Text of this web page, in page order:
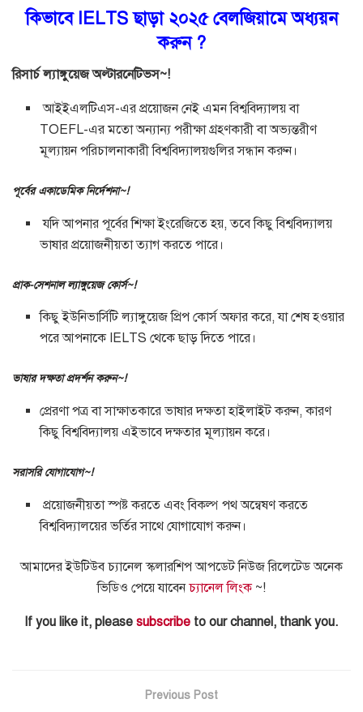
কিভাবে IELTS ছাড়া ২০২৫ বেলজিয়ামে অধ্যয়ন
করুন ?
রিসার্চ ল্যাঙ্গুয়েজ অল্টারনেটিভস~!
আইইএলটিএস-এর প্রয়োজন নেই এমন বিশ্ববিদ্যালয় বা
TOEFL-এর মতো অন্যান্য পরীক্ষা গ্রহণকারী বা অভ্যন্তরীণ
মূল্যায়ন পরিচালনাকারী বিশ্ববিদ্যালয়গুলির সন্ধান করুন।
পূর্বের একাডেমিক নির্দেশনা~!
যদি আপনার পূর্বের শিক্ষা ইংরেজিতে হয়, তবে কিছু বিশ্ববিদ্যালয়
ভাষার প্রয়োজনীয়তা ত্যাগ করতে পারে।
প্রাক-সেশনাল ল্যাঙ্গুয়েজ কোর্স~!
কিছু ইউনিভার্সিটি ল্যাঙ্গুয়েজ প্রিপ কোর্স অফার করে, যা শেষ হওয়ার
পরে আপনাকে IELTS থেকে ছাড় দিতে পারে।
ভাষার দক্ষতা প্রদর্শন করুন~!
প্রেরণা পত্র বা সাক্ষাত্কারে ভাষার দক্ষতা হাইলাইট করুন, কারণ
কিছু বিশ্ববিদ্যালয় এইভাবে দক্ষতার মূল্যায়ন করে।
সরাসরি যোগাযোগ~!
প্রয়োজনীয়তা স্পষ্ট করতে এবং বিকল্প পথ অন্বেষণ করতে
বিশ্ববিদ্যালয়ের ভর্তির সাথে যোগাযোগ করুন।
আমাদের ইউটিউব চ্যানেল স্কলারশিপ আপডেট নিউজ রিলেটেড অনেক
ভিডিও পেয়ে যাবেনচ্যানেল লিংক~!
If you like it, please subscribe to our channel, thank you.
Previous Post